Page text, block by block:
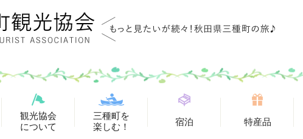
観光協会
について
三種町を
楽しむ！
宿泊 特産品